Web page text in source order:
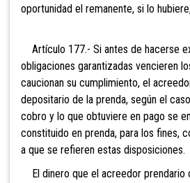
oportunidad el remanente, si lo
Artículo 177.- Si antes de hacerse
obligaciones garantizadas vencieren
caucionan su cumplimiento, el
depositario de la prenda, según el
cobro y lo que obtuviere en pago se
constituido en prenda, para los fines,
a que se refieren estas disposiciones.
El dinero que el acreedor prendario